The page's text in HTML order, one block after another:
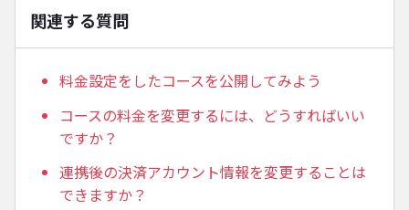
関連する質問
料金設定をしたコースを公開してみよう
コースの料金を変更するには、どうすればいい
ですか？
連携後の決済アカウント情報を変更することは
できますか？